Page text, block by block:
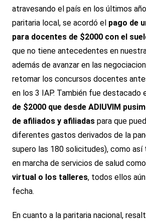
atravesando el país en los últimos
paritaria local, se acordó el pago de
para docentes de $2000 con el
que no tiene antecedentes en
además de avanzar en las
retomar los concursos docentes
en los 3 IAP. También fue destacado
de $2000 que desde ADIUVIM
de afiliados y afiliadaspara que
diferentes gastos derivados de la
supero las 180 solicitudes), como así
en marcha de servicios de salud como
virtual o los talleres, todos ellos
fecha.
En cuanto a la paritaria nacional,